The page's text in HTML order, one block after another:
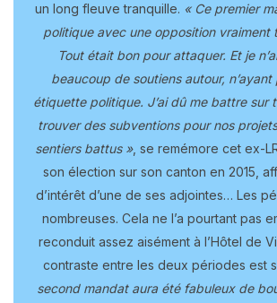
un long fleuve tranquille. « Ce premier
politique avec une opposition vraiment
Tout était bon pour attaquer. Et je
beaucoup de soutiens autour, n’ayant
étiquette politique. J’ai dû me battre sur
trouver des subventions pour nos
sentiers battus », se remémore cet ex-
son élection sur son canton en 2015,
d’intérêt d’une de ses adjointes… Les
nombreuses. Cela ne l’a pourtant pas
reconduit assez aisément à l’Hôtel de
contraste entre les deux périodes est
second mandat aura été fabuleux de